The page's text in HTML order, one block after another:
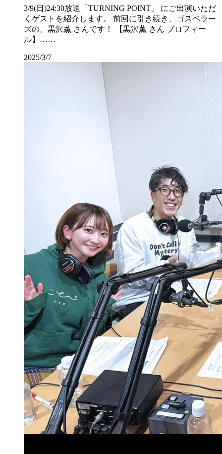
3/9(日)24:30放送「TURNING POINT」 にご出演いただ
くゲストを紹介します。 前回に引き続き、ゴスペラー
ズの、黒沢薫 さんです！ 【黒沢薫 さん プロフィー
ル】……
2025/3/7